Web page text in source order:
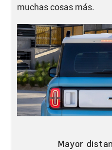
muchas cosas más.
Mayor